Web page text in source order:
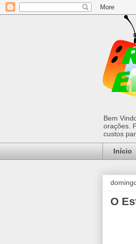
Bem
orações.
custos
Início
O